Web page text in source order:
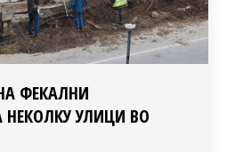
ФЕКАЛНИ
УЛИЦИ ВО